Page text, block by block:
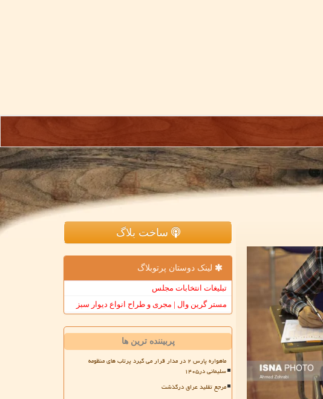
ساخت بلاگ
لینک دوستان پرتوبلاگ
تبلیغات انتخابات مجلس
مستر گرین وال | مجری و طراح انواع دیوار سبز
پربیننده ترین ها
ماهواره پارس ۲ در مدار قرار می گیرد پرتاب های منظومه
سلیمانی در۱۴۰۵
مرجع تقلید عراق درگذشت